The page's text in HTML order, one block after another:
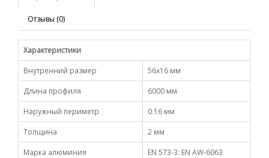
Отзывы (0)
Характеристики
Внутренний размер
56х16 мм
Длина профиля
6000 мм
Наружный периметр
0.16 мм
Толщина
2 мм
Марка алюминия
EN 573-3: EN AW-6063